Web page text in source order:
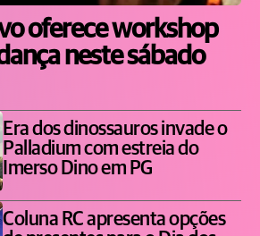
oferece workshop
neste sábado
Era dos dinossauros invade o
Palladium com estreia do
Imerso Dino em PG
Coluna RC apresenta opções